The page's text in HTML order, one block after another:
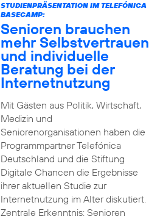
STUDIENPRÄSENTATION IM TELEFÓNICA
BASECAMP:
Senioren brauchen
mehr Selbstvertrauen
und individuelle
Beratung bei der
Internetnutzung
Mit Gästen aus Politik, Wirtschaft,
Medizin und
Seniorenorganisationen haben die
Programmpartner Telefónica
Deutschland und die Stiftung
Digitale Chancen die Ergebnisse
ihrer aktuellen Studie zur
Internetnutzung im Alter diskutiert.
Zentrale Erkenntnis: Senioren